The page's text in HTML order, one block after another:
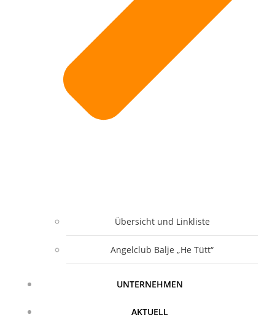
Übersicht und Linkliste
Angelclub Balje „He Tütt“
UNTERNEHMEN
AKTUELL